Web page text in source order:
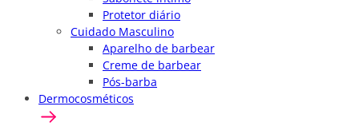
Protetor diário
Cuidado Masculino
Aparelho de barbear
Creme de barbear
Pós-barba
Dermocosméticos